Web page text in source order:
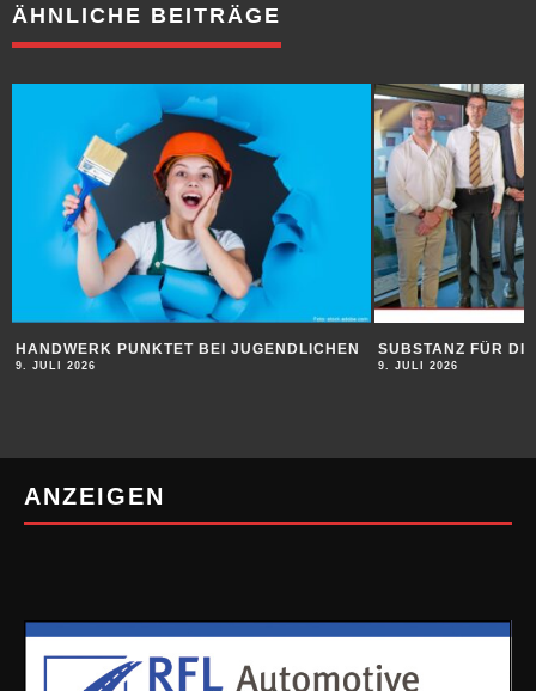
ÄHNLICHE BEITRÄGE
HANDWERK PUNKTET BEI JUGENDLICHEN
9. JULI 2026
SUBSTANZ FÜR
9. JULI 2026
ANZEIGEN